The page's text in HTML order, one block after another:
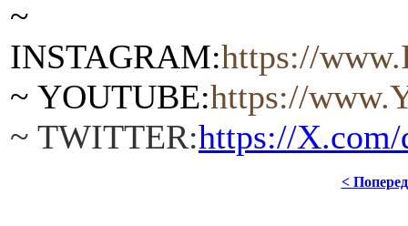
~
INSTAGRAM:https://
~ YOUTUBE:https://
~ TWITTER:https://Х.com/
<